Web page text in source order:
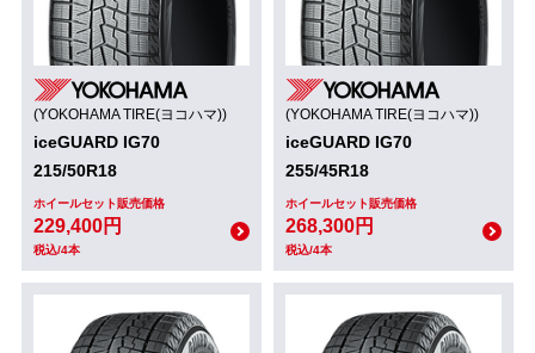
(YOKOHAMA TIRE(ヨコハマ))
iceGUARD IG70
215/50R18
ホイールセット販売価格
229,400円
税込/4本
(YOKOHAMA TIRE(ヨコハマ))
iceGUARD IG70
255/45R18
ホイールセット販売価格
268,300円
税込/4本